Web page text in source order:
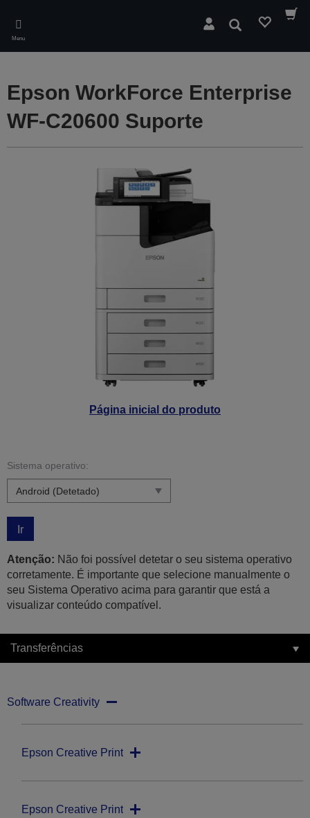
main
content
Menu
Pesquisar
Página inicial do produto
Epson WorkForce Enterprise
WF-C20600 Suporte
Sistema operativo:
Ir
Atenção: Não foi possível detetar o seu sistema operativo
corretamente. É importante que selecione manualmente o
seu Sistema Operativo acima para garantir que está a
visualizar conteúdo compatível.
Transferências
Software Creativity
Epson Creative Print
Epson Creative Print